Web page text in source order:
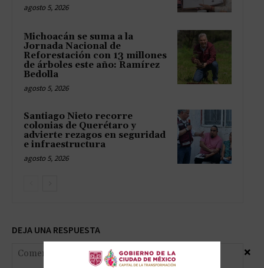
agosto 5, 2026
Michoacán se suma a la
Jornada Nacional de
Reforestación con 13 millones
de árboles este año: Ramírez
Bedolla
agosto 5, 2026
Santiago Nieto recorre
colonias de Querétaro y
advierte rezagos en seguridad
e infraestructura
agosto 5, 2026
DEJA UNA RESPUESTA
×